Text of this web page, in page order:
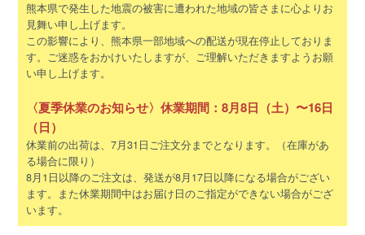
熊本県で発生した地震の被害に遭われた地域の皆さまに心よりお
見舞い申し上げます。
この影響により、熊本県一部地域への配送が現在停止しておりま
す。ご迷惑をおかけいたしますが、ご理解いただきますようお願
い申し上げます。
〈夏季休業のお知らせ〉休業期間：8月8日（土）〜16日
（日）
休業前の出荷は、7月31日ご注文分までとなります。（在庫があ
る場合に限り）
8月1日以降のご注文は、発送が8月17日以降になる場合がござい
ます。また休業期間中はお届け日のご指定ができない場合がござ
います。